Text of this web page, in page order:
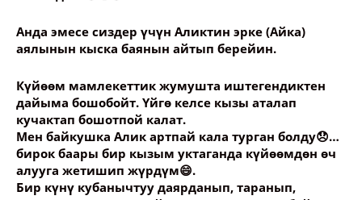
Анда эмесе сиздер үчүн Аликтин эрке (Айка)
аялынын кыска баянын айтып берейин.
Күйөөм мамлекеттик жумушта иштегендиктен
дайыма бошобойт. Үйгө келсе кызы аталап
кучактап бошотпой калат.
Мен байкушка Алик артпай кала турган болду😞…
бирок баары бир кызым уктаганда күйөөмдөн өч
алууга жетишип жүрдүм😄.
Бир күнү кубанычтуу даярданып, таранып,